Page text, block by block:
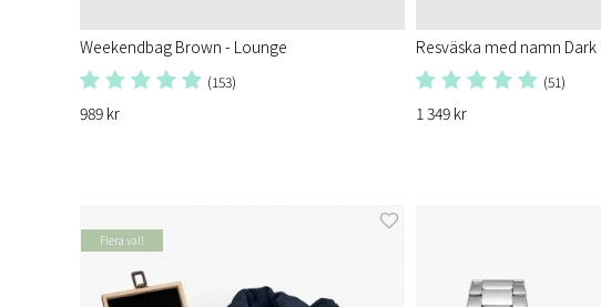
Weekendbag Brown - Lounge
(153)
989 kr
Resväska med namn Dark
(51)
1 349 kr
Flera val!